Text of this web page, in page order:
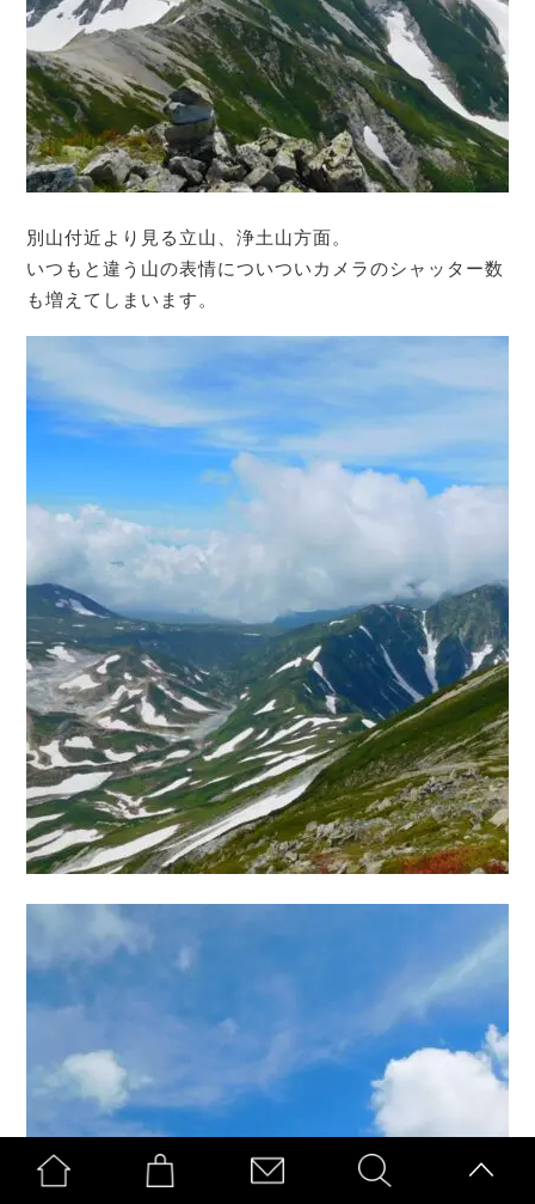
別山付近より見る立山、浄土山方面。
いつもと違う山の表情についついカメラのシャッター数
も増えてしまいます。